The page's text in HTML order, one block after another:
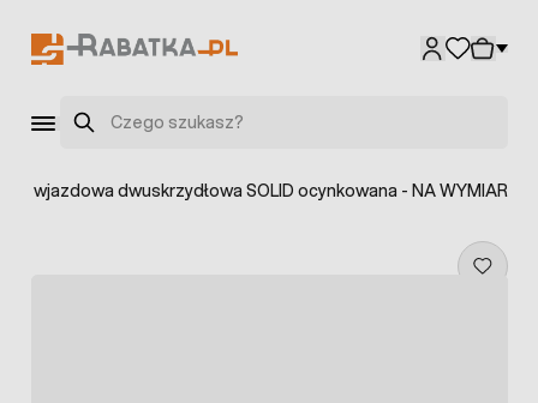
Szukaj
wjazdowa dwuskrzydłowa SOLID ocynkowana - NA WYMIAR